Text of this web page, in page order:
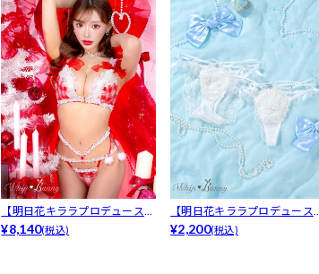
【明日花キララプロデュース/
WhipB...
¥8,140(税込)
【明日花キララプロデュース/
WhipB...
¥2,200(税込)